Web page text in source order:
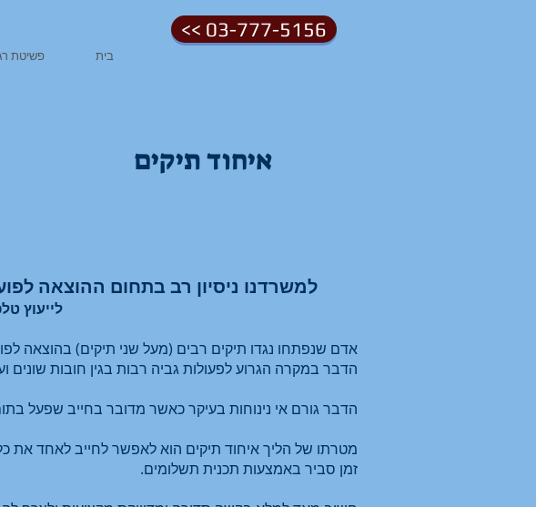
פשיטת בית
<< 03-777-5156
איחוד תיקים
למשרדנו ניסיון רב בתחום ההוצאה
לייעוץ
אדם שנפתחו נגדו תיקים רבים (מעל שני תיקים) בהוצאה
הדבר במקרה הגרוע לפעולות גביה רבות בגין חובות שונים
הדבר גורם אי נינוחות בעיקר כאשר מדובר בחייב שפעל
מטרתו של הליך איחוד תיקים הוא לאפשר לחייב לאחד את
זמן סביר באמצעות תכנית תשלומים.